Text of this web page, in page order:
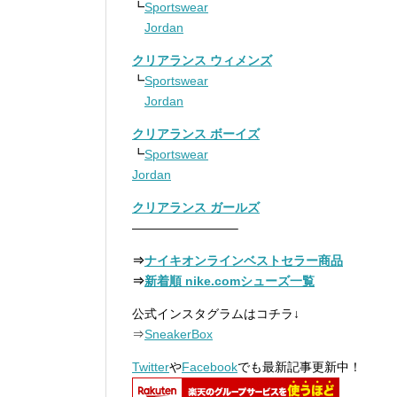
┗Sportswear
Jordan
クリアランス ウィメンズ
┗Sportswear
Jordan
クリアランス ボーイズ
┗Sportswear
Jordan
クリアランス ガールズ
————————–
⇒ナイキオンラインベストセラー商品
⇒新着順 nike.comシューズ一覧
公式インスタグラムはコチラ↓
⇒SneakerBox
TwitterやFacebookでも最新記事更新中！